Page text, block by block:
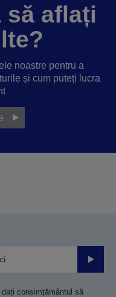
să aflați
noastre pentru a
și cum puteți lucra
consimțământul să